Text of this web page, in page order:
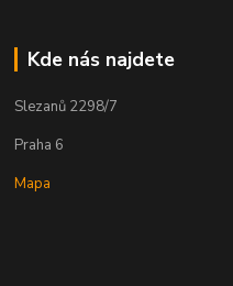
Kde nás najdete
Slezanů 2298/7
Praha 6
Mapa